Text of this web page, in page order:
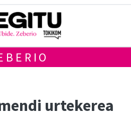
urtekerea